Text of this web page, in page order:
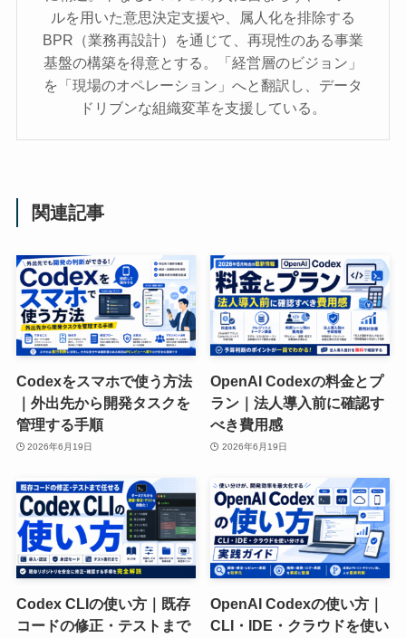
ルを用いた意思決定支援や、属人化を排除する
BPR（業務再設計）を通じて、再現性のある事業
基盤の構築を得意とする。「経営層のビジョン」
を「現場のオペレーション」へと翻訳し、データ
ドリブンな組織変革を支援している。
関連記事
Codexをスマホで使う方法
｜外出先から開発タスクを
管理する手順
2026年6月19日
OpenAI Codexの料金とプ
ラン｜法人導入前に確認す
べき費用感
2026年6月19日
Codex CLIの使い方｜既存
コードの修正・テストまで
OpenAI Codexの使い方｜
CLI・IDE・クラウドを使い